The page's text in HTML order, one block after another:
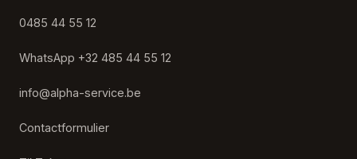
0485 44 55 12
WhatsApp +32 485 44 55 12
info@alpha-service.be
Contactformulier